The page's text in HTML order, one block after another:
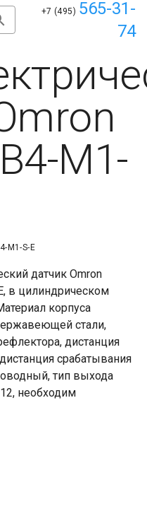
+7 (495) 565-31-
74
M1-
M1-S-E
датчик Omron
в цилиндрическом
корпуса
стали,
дистанция
срабатывания
тип выхода
необходим